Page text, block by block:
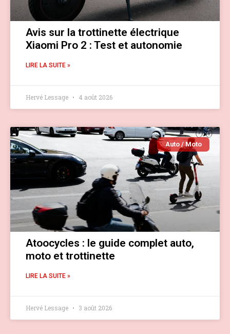
Avis sur la trottinette électrique
Xiaomi Pro 2 : Test et autonomie
LIRE LA SUITE »
Hervé Lessage 4 août 2026
Auto / Moto
Atoocycles : le guide complet auto,
moto et trottinette
LIRE LA SUITE »
Hervé Lessage 3 août 2026